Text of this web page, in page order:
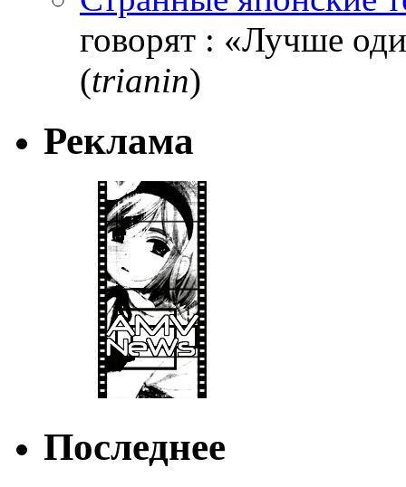
говорят : «Лучше
(trianin)
Реклама
Последнее